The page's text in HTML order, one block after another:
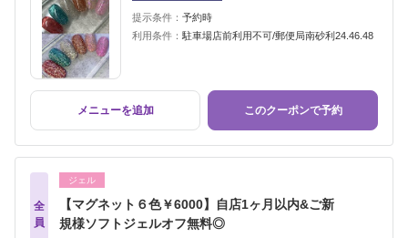
提示条件： 予約時
利用条件： 駐車場店前利用不可/郵便局南砂利24.46.48
メニューを追加 このクーポンで予約
全
員
ジェル
【マグネット６色￥6000】自店1ヶ月以内&ご新
規様ソフトジェルオフ無料◎